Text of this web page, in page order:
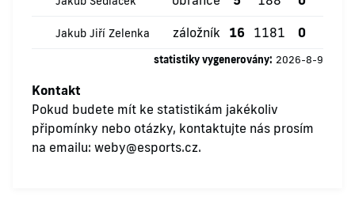
Jakub Jiří Zelenka záložník 16 1181 0
statistiky vygenerovány: 2026-8-9
Kontakt
Pokud budete mít ke statistikám jakékoliv
připomínky nebo otázky, kontaktujte nás prosím
na emailu: weby@esports.cz.